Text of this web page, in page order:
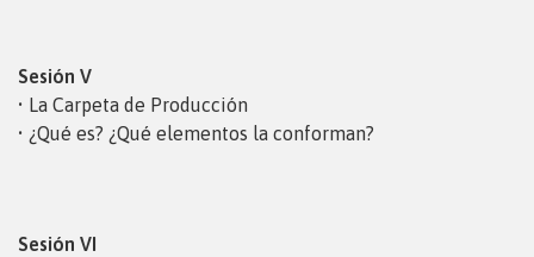
Sesión V
• La Carpeta de Producción
• ¿Qué es? ¿Qué elementos la conforman?
Sesión VI